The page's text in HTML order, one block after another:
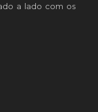
a lado com os